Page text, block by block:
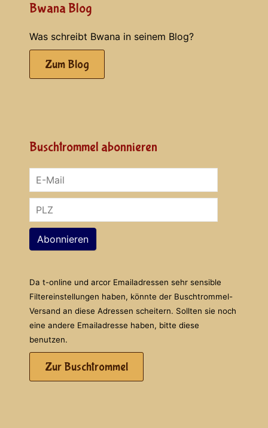
Bwana Blog
Was schreibt Bwana in seinem Blog?
Zum Blog
Buschtrommel abonnieren
Abonnieren
Da t-online und arcor Emailadressen sehr sensible
Filtereinstellungen haben, könnte der Buschtrommel-
Versand an diese Adressen scheitern. Sollten sie noch
eine andere Emailadresse haben, bitte diese
benutzen.
Zur Buschtrommel